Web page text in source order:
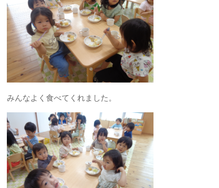
みんなよく食べてくれました。